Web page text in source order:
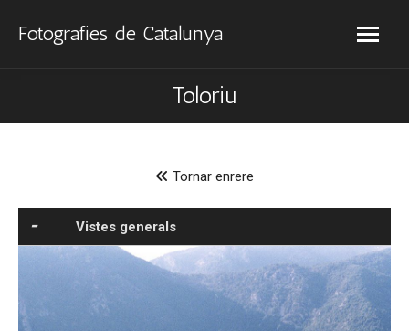
Fotografies de Catalunya
Toloriu
Tornar enrere
Vistes generals